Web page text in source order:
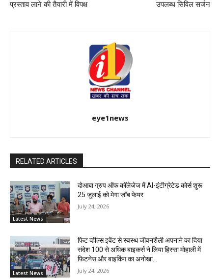
प्रस्ताव लाने की तैयारी में विपक्ष उपलब्ध सिविल सर्जन
eye1news
RELATED ARTICLES
Latest News
दोआबा ग्रुप ऑफ कॉलेजेज में AI-इंटीग्रेटेड कोर्स शुरू
25 जुलाई को मेगा जॉब फेयर
July 24, 2026
Latest News
फिट व्हील्स इवेंट से स्वस्थ जीवनशैली अपनाने का दिया
संदेश 100 से अधिक बाइकर्स ने लिया हिस्सा मोहाली में
फिटनेस और बाइकिंग का अनोखा...
July 24, 2026